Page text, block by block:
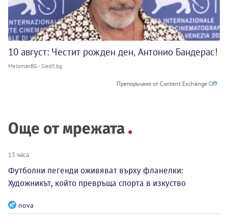
10 август: Честит рожден ден, Антонио Бандерас!
MelomanBG - Sled5.bg
Препоръчано от Content Exchange
Още от мрежата
15 часа
Футболни легенди оживяват върху фланелки:
Художникът, който превръща спорта в изкуство
nova